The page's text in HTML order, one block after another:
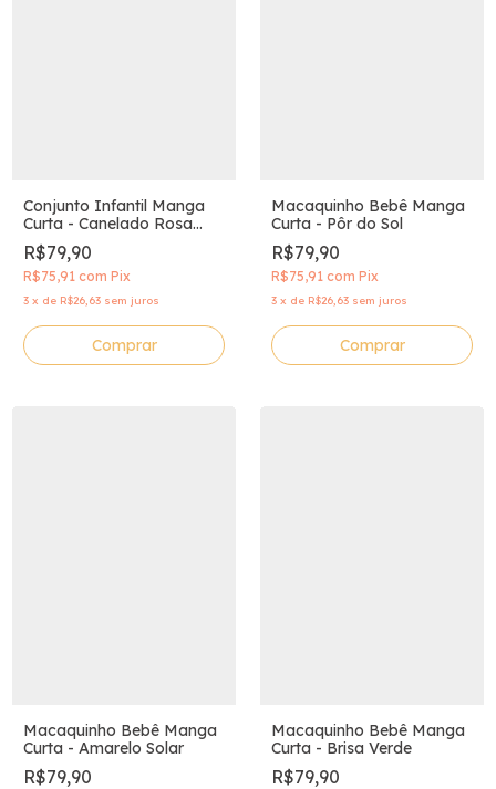
Conjunto Infantil Manga
Curta - Canelado Rosa
Encanto
R$79,90
R$75,91 com Pix
3 x de R$26,63 sem juros
Comprar
Macaquinho Bebê Manga
Curta - Pôr do Sol
R$79,90
R$75,91 com Pix
3 x de R$26,63 sem juros
Comprar
Macaquinho Bebê Manga
Curta - Amarelo Solar
R$79,90
Macaquinho Bebê Manga
Curta - Brisa Verde
R$79,90